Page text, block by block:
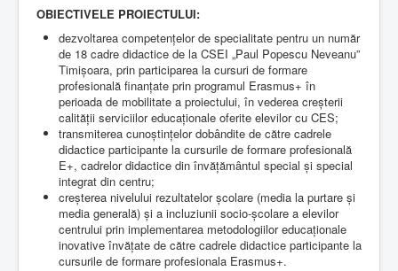
OBIECTIVELE PROIECTULUI:
dezvoltarea competențelor de specialitate pentru un număr
de 18 cadre didactice de la CSEI „Paul Popescu Neveanu”
Timișoara, prin participarea la cursuri de formare
profesională finanțate prin programul Erasmus+ în
perioada de mobilitate a proiectului, în vederea creșterii
calității serviciilor educaționale oferite elevilor cu CES;
transmiterea cunoștințelor dobândite de către cadrele
didactice participante la cursurile de formare profesională
E+, cadrelor didactice din învățământul special și special
integrat din centru;
creșterea nivelului rezultatelor școlare (media la purtare și
media generală) și a incluziunii socio-școlare a elevilor
centrului prin implementarea metodologiilor educaționale
inovative învățate de către cadrele didactice participante la
cursurile de formare profesionala Erasmus+.